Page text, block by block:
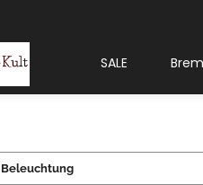
SALE
Beleuchtung